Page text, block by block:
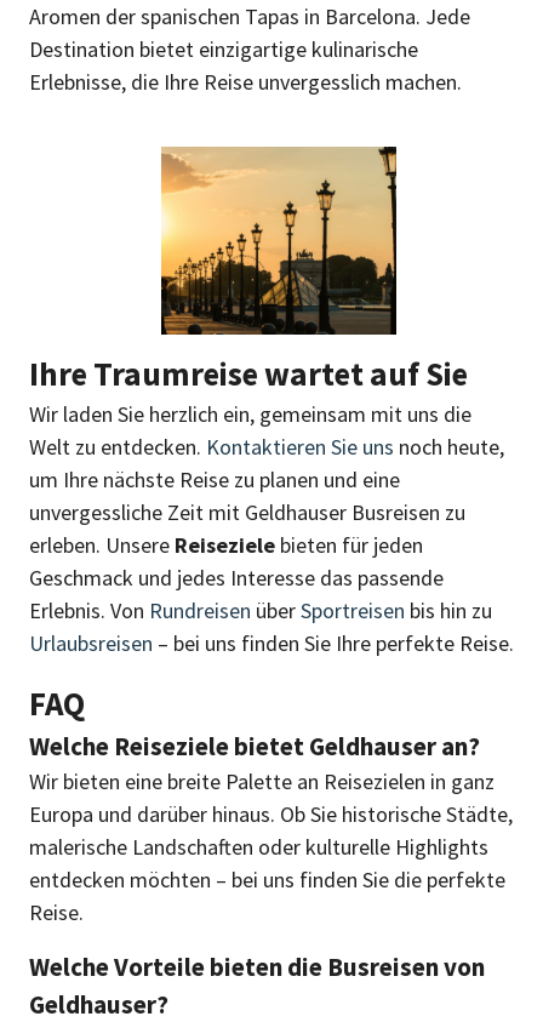
Aromen der spanischen Tapas in Barcelona. Jede
Destination bietet einzigartige kulinarische
Erlebnisse, die Ihre Reise unvergesslich machen.
Ihre Traumreise wartet auf Sie
Wir laden Sie herzlich ein, gemeinsam mit uns die
Welt zu entdecken. Kontaktieren Sie uns noch heute,
um Ihre nächste Reise zu planen und eine
unvergessliche Zeit mit Geldhauser Busreisen zu
erleben. Unsere Reiseziele bieten für jeden
Geschmack und jedes Interesse das passende
Erlebnis. Von Rundreisen überSportreisen bis hin zu
Urlaubsreisen – bei uns finden Sie Ihre perfekte Reise.
FAQ
Welche Reiseziele bietet Geldhauser an?
Wir bieten eine breite Palette an Reisezielen in ganz
Europa und darüber hinaus. Ob Sie historische Städte,
malerische Landschaften oder kulturelle Highlights
entdecken möchten – bei uns finden Sie die perfekte
Reise.
Welche Vorteile bieten die Busreisen von
Geldhauser?